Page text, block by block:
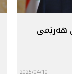
هەرێمی
2025/04/10